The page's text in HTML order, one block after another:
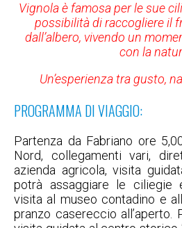
Vignola è famosa per le sue
possibilità di raccogliere il
dall’albero, vivendo un
con la
Un’esperienza tra gusto,
PROGRAMMA DI VIAGGIO:
Partenza da Fabriano ore
Nord, collegamenti vari,
azienda agricola, visita
potrà assaggiare le ciliegie
visita al museo contadino e
pranzo casereccio all’aperto.